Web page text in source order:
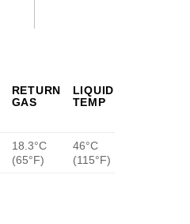
RETURN
GAS
LIQUID
TEMP
18.3°C
(65°F)
46°C
(115°F)